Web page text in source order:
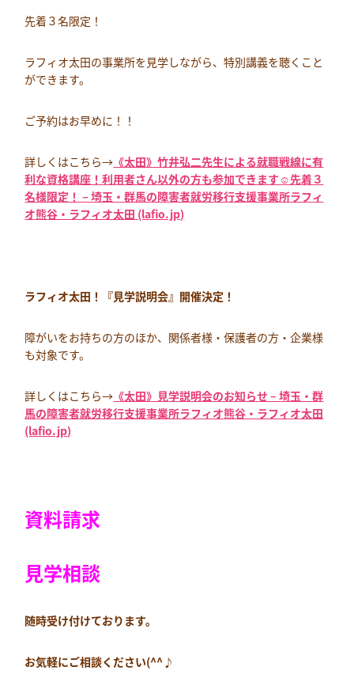
先着３名限定！
ラフィオ太田の事業所を見学しながら、特別講義を聴くこと
ができます。
ご予約はお早めに！！
詳しくはこちら→ 《太田》竹井弘二先生による就職戦線に有
利な資格講座！利用者さん以外の方も参加できます☺先着３
名様限定！ – 埼玉・群馬の障害者就労移行支援事業所ラフィ
オ熊谷・ラフィオ太田 (lafio.jp)
ラフィオ太田！『見学説明会』開催決定！
障がいをお持ちの方のほか、関係者様・保護者の方・企業様
も対象です。
詳しくはこちら→ 《太田》見学説明会のお知らせ – 埼玉・群
馬の障害者就労移行支援事業所ラフィオ熊谷・ラフィオ太田
(lafio.jp)
資料請求
見学相談
随時受け付けております。
お気軽にご相談ください(^^♪